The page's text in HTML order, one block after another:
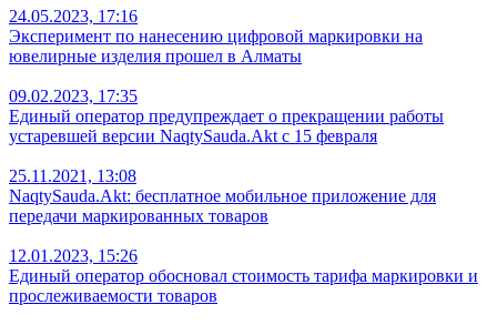
24.05.2023, 17:16
Эксперимент по нанесению цифровой маркировки на
ювелирные изделия прошел в Алматы
09.02.2023, 17:35
Единый оператор предупреждает о прекращении работы
устаревшей версии NaqtySauda.Akt с 15 февраля
25.11.2021, 13:08
NaqtySauda.Akt: бесплатное мобильное приложение для
передачи маркированных товаров
12.01.2023, 15:26
Единый оператор обосновал стоимость тарифа маркировки и
прослеживаемости товаров